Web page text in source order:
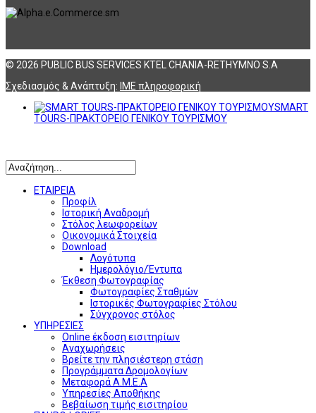
© 2026 PUBLIC BUS SERVICES KTEL CHANIA-RETHYMNO S.A
Σχεδιασμός & Ανάπτυξη: ΙΜΕ πληροφορική
SMART
TOURS-ΠΡΑΚΤΟΡΕΙΟ ΓΕΝΙΚΟΥ ΤΟΥΡΙΣΜΟΥ
ΕΤΑΙΡΕΙΑ
Προφίλ
Ιστορική Αναδρομή
Στόλος λεωφορείων
Οικονομικά Στοιχεία
Download
Λογότυπα
Ημερολόγιο/Έντυπα
Έκθεση Φωτογραφίας
Φωτογραφίες Σταθμών
Ιστορικές Φωτογραφίες Στόλου
Σύγχρονος στόλος
ΥΠΗΡΕΣΙΕΣ
Online έκδοση εισιτηρίων
Αναχωρήσεις
Βρείτε την πλησιέστερη στάση
Προγράμματα Δρομολογίων
Μεταφορά Α.Μ.Ε.Α
Υπηρεσίες Αποθήκης
Βεβαίωση τιμής εισιτηρίου